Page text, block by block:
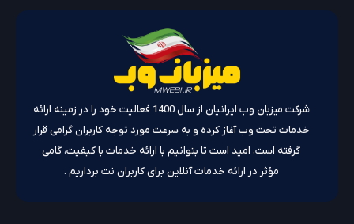
شرکت میزبان وب ایرانیان از سال 1400 فعالیت خود را در زمینه ارائه
خدمات تحت وب آغاز کرده و به سرعت مورد توجه کاربران گرامی قرار
گرفته است، امید است تا بتوانیم با ارائه خدمات با کیفیت، گامی
مؤثر در ارائه خدمات آنلاین برای کاربران نت برداریم .